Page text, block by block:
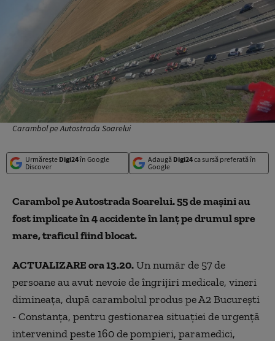
Carambol pe Autostrada Soarelui
Urmărește Digi24în Google
Discover
Adaugă Digi24ca sursă preferată în
Google
Carambol pe Autostrada Soarelui. 55 de mașini au
fost implicate în 4 accidente în lanț pe drumul spre
mare, traficul fiind blocat.
ACTUALIZARE ora 13.20.Un număr de 57 de
persoane au avut nevoie de îngrijiri medicale, vineri
dimineaţa, după carambolul produs pe A2 Bucureşti
- Constanţa, pentru gestionarea situaţiei de urgenţă
intervenind peste 160 de pompieri, paramedici,